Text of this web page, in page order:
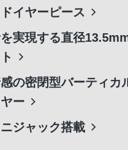
イヤーピース
実現する直径
の密閉型バーティカ
ー
ジャック搭載